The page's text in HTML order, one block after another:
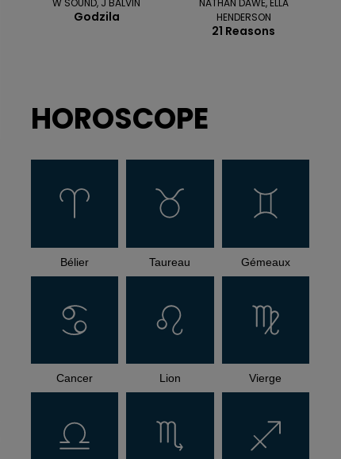
W SOUND, J BALVIN
Godzila
NATHAN DAWE, ELLA
HENDERSON
21 Reasons
HOROSCOPE
Bélier Taureau Gémeaux
Cancer Lion Vierge